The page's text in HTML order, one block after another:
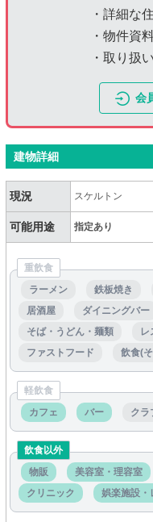
・詳細な
・物件資
・取り扱
会
建物詳細
現況 スケルトン
可能用途 指定あり
重飲食
ラーメン
鉄板焼き
居酒屋
ダイニングバー
そば・うどん・麺類
レ
ファストフード
飲食(
軽飲食
カフェ
バー クラ
飲食以外
物販
美容室・理容室
クリニック
娯楽施設・